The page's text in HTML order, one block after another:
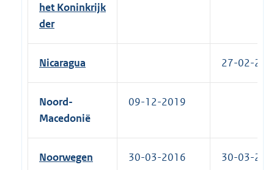
het Koninkrijk
der
Nicaragua 27-02-
Noord-
Macedonië
09-12-2019
Noorwegen 30-03-2016 30-03-